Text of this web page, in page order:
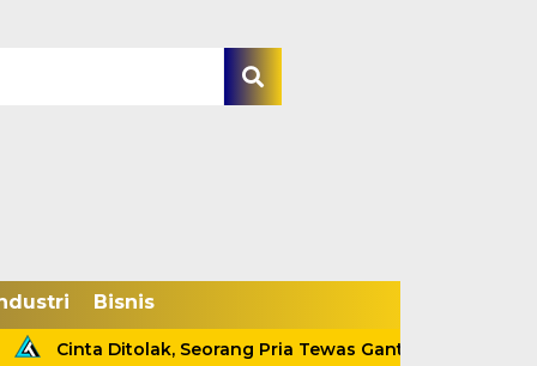
Bisnis
Ditolak, Seorang Pria Tewas Gantung Diri Di Tanjab